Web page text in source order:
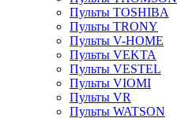
Пульты TOSHIBA
Пульты TRONY
Пульты V-HOME
Пульты VEKTA
Пульты VESTEL
Пульты VIOMI
Пульты VR
Пульты WATSON